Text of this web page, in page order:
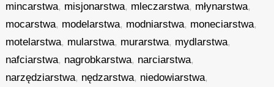
mincarstwa, misjonarstwa, mleczarstwa, młynarstwa,
mocarstwa, modelarstwa, modniarstwa, moneciarstwa,
motelarstwa, mularstwa, murarstwa, mydlarstwa,
nafciarstwa, nagrobkarstwa, narciarstwa,
narzędziarstwa, nędzarstwa, niedowiarstwa,